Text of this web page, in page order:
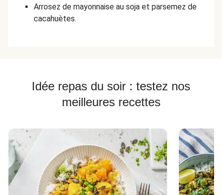
Arrosez de mayonnaise au soja et parsemez de
cacahuètes.
Idée repas du soir : testez nos
meilleures recettes